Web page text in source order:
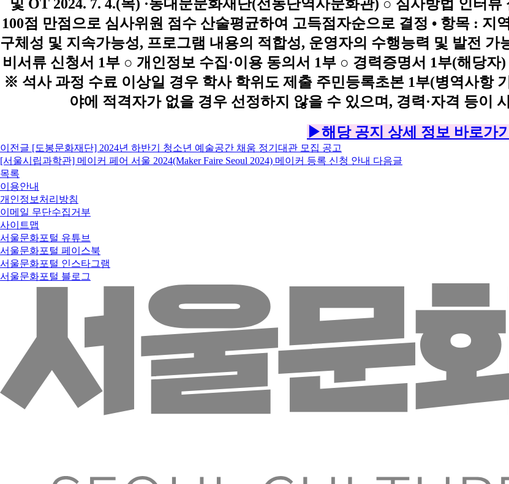
▶해당 공지 상세 정보 바로가기
이전글 [도봉문화재단] 2024년 하반기 청소년 예술공간 채움 정기대관 모집 공고
[서울시립과학관] 메이커 페어 서울 2024(Maker Faire Seoul 2024) 메이커 등록 신청 안내 다음글
목록
이용안내
개인정보처리방침
이메일 무단수집거부
사이트맵
서울문화포털 유튜브
서울문화포털 페이스북
서울문화포털 인스타그램
서울문화포털 블로그